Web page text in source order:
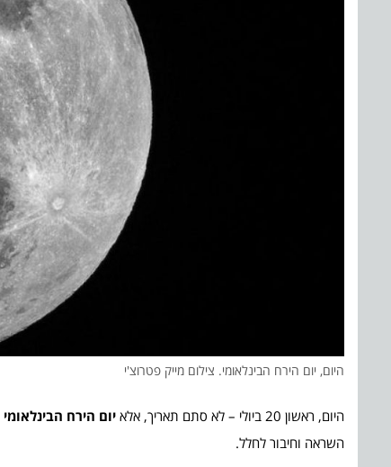
היום, יום הירח הבינלאומי. צילום מייק פטרוצ'י
היום, ראשון 20 ביולי – לא סתם תאריך, אלא יום הירח הבינלאומי
השראה וחיבור לחלל.